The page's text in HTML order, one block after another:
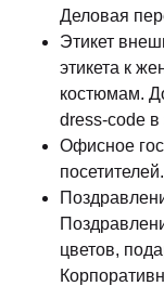
Деловая
Этикет
этикета к
костюмам.
dress-code в
Офисное
цветов,